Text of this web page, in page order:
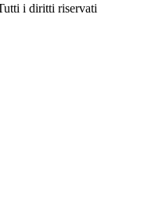
i diritti riservati